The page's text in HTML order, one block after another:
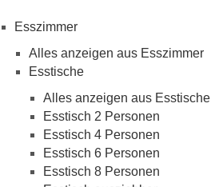
Esszimmer
Alles anzeigen aus Esszimmer
Esstische
Alles anzeigen aus Esstische
Esstisch 2 Personen
Esstisch 4 Personen
Esstisch 6 Personen
Esstisch 8 Personen